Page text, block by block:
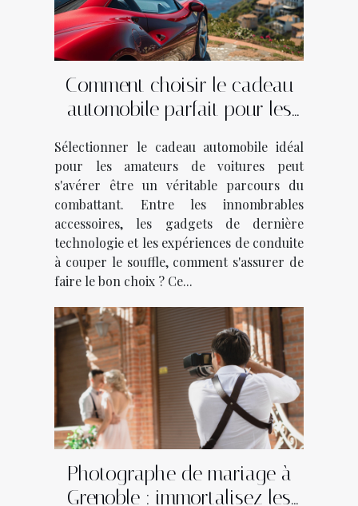
Comment choisir le cadeau
automobile parfait pour les
Sélectionner le cadeau automobile idéal
pour les amateurs de voitures peut
s'avérer être un véritable parcours du
combattant. Entre les innombrables
accessoires, les gadgets de dernière
technologie et les expériences de conduite
à couper le souffle, comment s'assurer de
faire le bon choix ? Ce...
Photographe de mariage à
Grenoble : immortalisez les